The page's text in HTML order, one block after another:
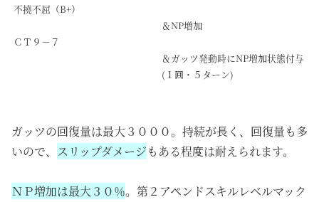
不撓不屈（B+）
ＣＴ９－７
＆NP増加
＆ガッツ発動時にNP増加状態付与
(１回・５ターン)
ガッツの回復量は最大３０００。持続が長く、回復量も多
いので、
スリップダメージもある程度は耐えられます。
ＮＰ増加は最大３０％。第２アペンドスキルレベルマック